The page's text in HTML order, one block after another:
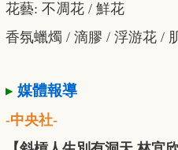
花藝: 不凋花 / 鮮花
香氛蠟燭 / 滴膠 / 浮游花 /
▸ 媒體報導
-中央社-